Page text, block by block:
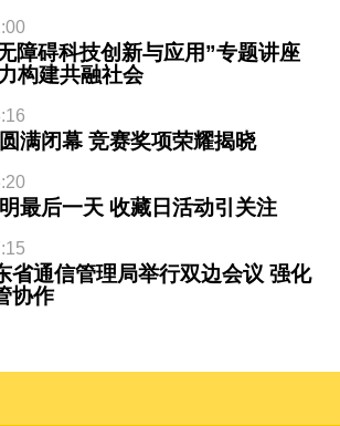
障碍科技创新与应用”专题讲座
构建共融社会
满闭幕 竞赛奖项荣耀揭晓
最后一天 收藏日活动引关注
省通信管理局举行双边会议 强化
协作